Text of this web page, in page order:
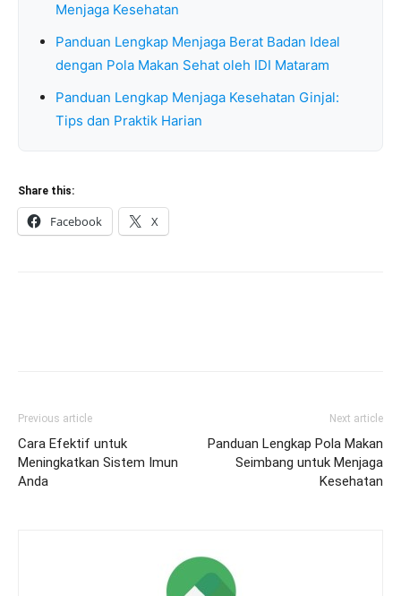
Menjaga Kesehatan
Panduan Lengkap Menjaga Berat Badan Ideal
dengan Pola Makan Sehat oleh IDI Mataram
Panduan Lengkap Menjaga Kesehatan Ginjal:
Tips dan Praktik Harian
Share this:
Facebook X
Previous article
Cara Efektif untuk
Meningkatkan Sistem Imun
Anda
Next article
Panduan Lengkap Pola Makan
Seimbang untuk Menjaga
Kesehatan